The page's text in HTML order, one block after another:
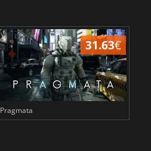
31.63€
Pragmata